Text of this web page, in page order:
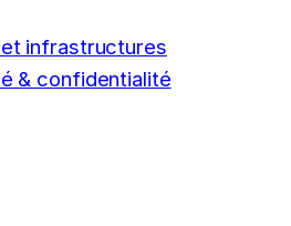
infrastructures
& confidentialité